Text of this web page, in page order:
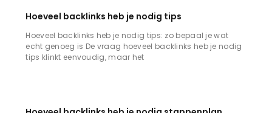
Hoeveel backlinks heb je nodig tips
Hoeveel backlinks heb je nodig tips: zo bepaal je wat
echt genoeg is De vraag hoeveel backlinks heb je nodig
tips klinkt eenvoudig, maar het